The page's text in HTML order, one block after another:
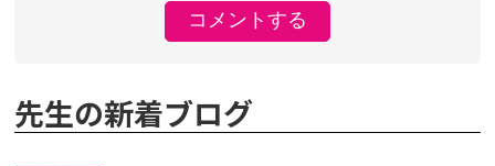
先生の新着ブログ